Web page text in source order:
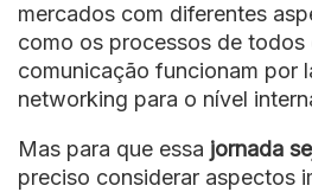
mercados com diferentes
como os processos de todos
comunicação funcionam por
networking para o nível
Mas para que essa jornada
preciso considerar aspectos